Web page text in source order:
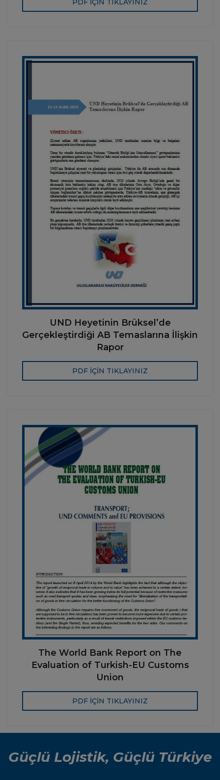
PDF İÇİN TIKLAYINIZ
UND Heyetinin Brüksel’de
Gerçekleştirdiği AB Temaslarına İlişkin
Rapor
PDF İÇİN TIKLAYINIZ
The World Bank Report on The
Evaluation of Turkish-EU Customs
Union
PDF İÇİN TIKLAYINIZ
Güçlü Lojistik, Güçlü Türkiye